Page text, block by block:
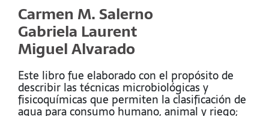
Carmen M. Salerno
Gabriela Laurent
Miguel Alvarado
Este libro fue elaborado con el propósito de
describir las técnicas microbiológicas y
fisicoquímicas que permiten la clasificación de
agua para consumo humano, animal y riego;